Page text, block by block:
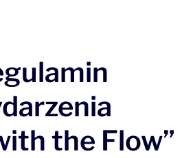
the Flow”